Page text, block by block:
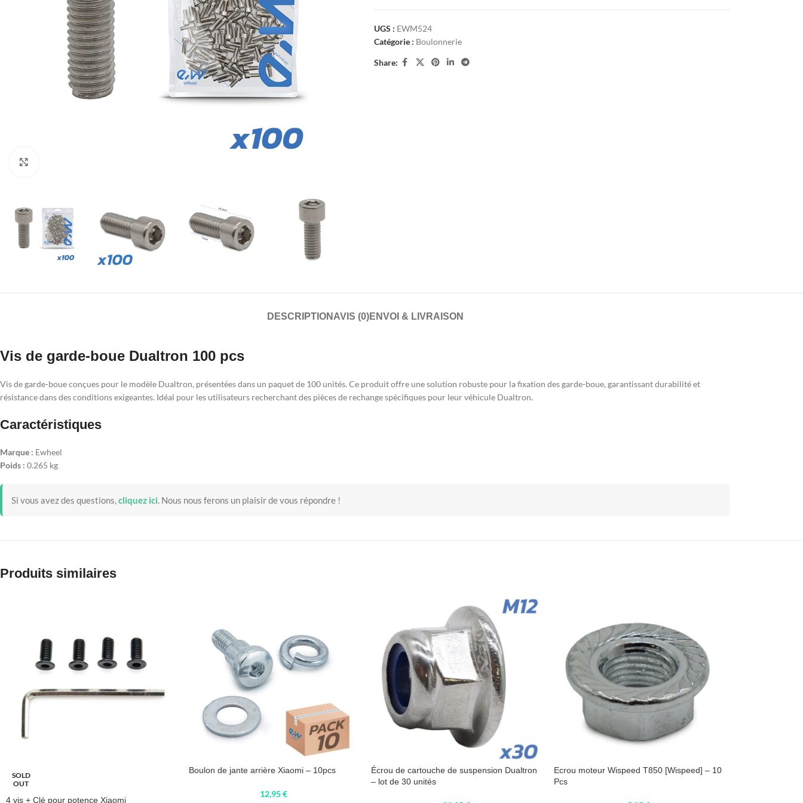
UGS : EWM524
Catégorie : Boulonnerie
Share:
DESCRIPTION AVIS (0)ENVOI & LIVRAISON
Vis de garde-boue Dualtron 100 pcs
Vis de garde-boue conçues pour le modèle Dualtron, présentées dans un paquet de 100 unités. Ce produit offre une solution robuste pour la fixation des garde-boue, garantissant durabilité et
résistance dans des conditions exigeantes. Idéal pour les utilisateurs recherchant des pièces de rechange spécifiques pour leur véhicule Dualtron.
Caractéristiques
Marque : Ewheel
Poids : 0.265 kg
Si vous avez des questions,cliquez ici. Nous nous ferons un plaisir de vous répondre !
Produits similaires
SOLD
OUT
4 vis + Clé pour potence Xiaomi
Boulon de jante arrière Xiaomi – 10pcs
12,95€
Écrou de cartouche de suspension Dualtron
– lot de 30 unités
Ecrou moteur Wispeed T850 [Wispeed] – 10
Pcs